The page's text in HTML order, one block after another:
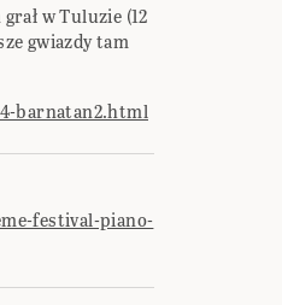
w Tuluzie (12
gwiazdy tam
barnatan2.html
festival-piano-